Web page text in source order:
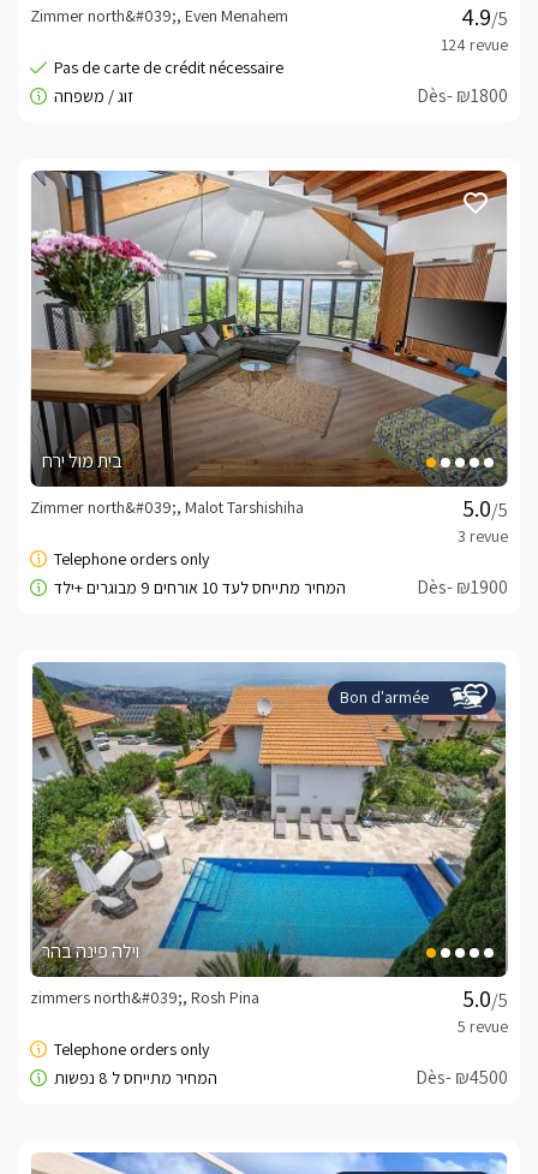
/5
Zimmer north&#039;, Even Menahem
Dès- ₪1800
בית מול ירח
/5
Zimmer north&#039;, Malot Tarshishiha
Dès- ₪1900
Bon d'armée
וילה פינה בהר
/5
zimmers north&#039;, Rosh Pina
Dès- ₪4500